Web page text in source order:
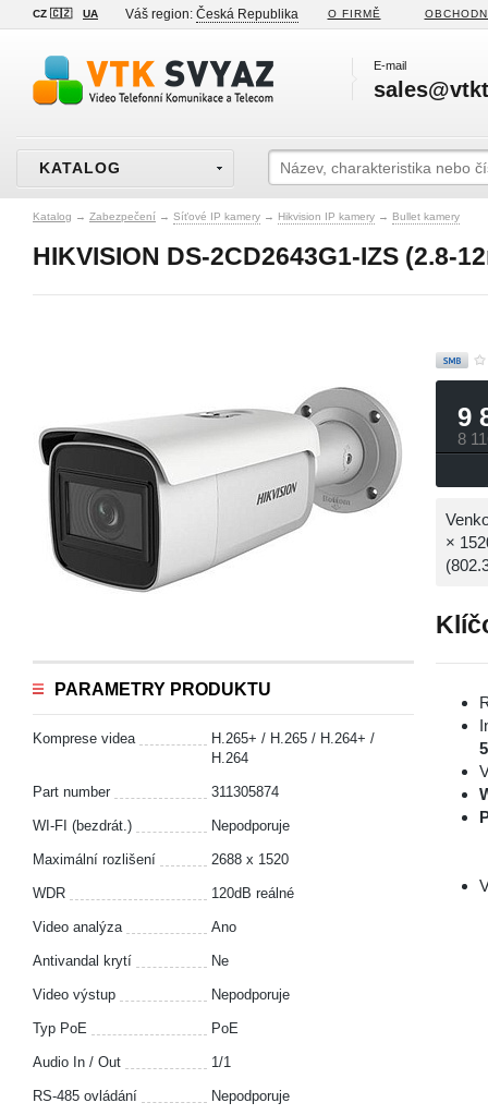
CZ 🇨🇿 UA Váš region: Česká Republika O FIRMĚ
E-mail
KATALOG
Katalog → Zabezpečení → Síťové IP kamery → Hikvision IP kamery → Bullet kamery
HIKVISION DS-2CD2643G1-IZS (2.8-
PARAMETRY PRODUKTU
Komprese videa
H.265+ / H.265 / H.264+ /
H.264
Part number 311305874
WI-FI (bezdrát.) Nepodporuje
Maximální rozlišení 2688 x 1520
WDR 120dB reálné
Video analýza Ano
Antivandal krytí Ne
Video výstup Nepodporuje
Typ PoE PoE
Audio In / Out 1/1
RS-485 ovládání Nepodporuje
9
8
×